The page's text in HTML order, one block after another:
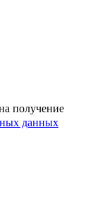
получение
данных